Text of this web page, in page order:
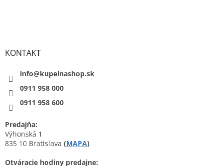
KONTAKT
info@kupelnashop.sk
0911 958 000
0911 958 600
Predajňa:
Výhonská 1
835 10 Bratislava (MAPA)
Otváracie hodiny predajne: